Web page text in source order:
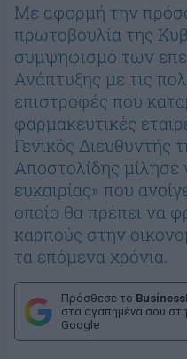
Με αφορμή την
πρωτοβουλία της
συμψηφισμό των
Ανάπτυξης με τις
επιστροφές που
φαρμακευτικές
Γενικός Διευθυντής
Αποστολίδης μίλησε
ευκαιρίας» που
οποίο θα πρέπει να
καρπούς στην
τα επόμενα χρόνια.
Πρόσθεσε το
στα αγαπημένα σου στη
Google